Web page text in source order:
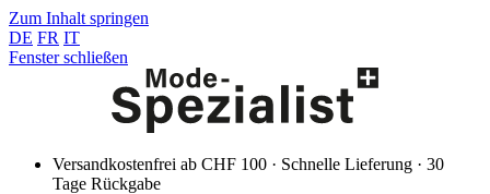
Zum Inhalt springen
DE FR IT
Fenster schließen
Versandkostenfrei ab CHF 100 · Schnelle Lieferung · 30
Tage Rückgabe